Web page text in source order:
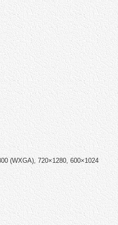
(WXGA), 720×1280, 600×1024